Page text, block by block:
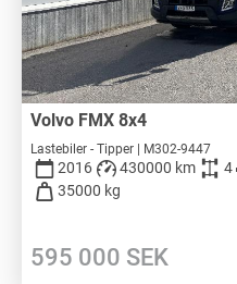
Volvo FMX 8x4
Lastebiler - Tipper | M302-9447
2016 430000 km 4
35000 kg
595 000 SEK